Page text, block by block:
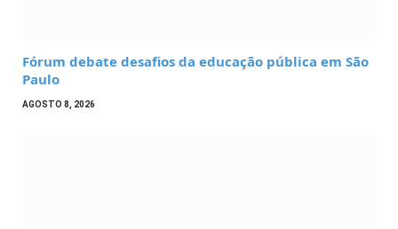
Fórum debate desafios da educação pública em São
Paulo
AGOSTO 8, 2026